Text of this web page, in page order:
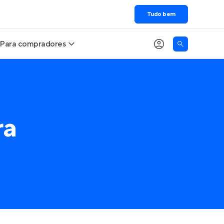
Tudo bem
Para compradores
Comprar x Alugar
Encontre um corretor